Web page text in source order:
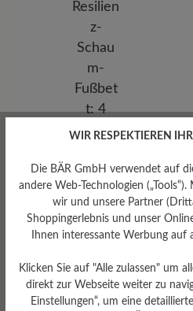
Herausnehmbares
Fußbett
Herausnehmbares BÄR
mm mit Textilbezug
WIR RESPEKTIEREN
Die BÄR GmbH verwendet auf
andere Web-Technologien
wir und unsere Partner
Shoppingerlebnis und unser
Ihnen interessante Werbung auf
Klicken Sie auf "Alle zulassen" um
direkt zur Webseite weiter zu
Einstellungen“, um eine